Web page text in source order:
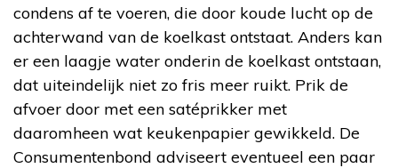
condens af te voeren, die door koude lucht op de
achterwand van de koelkast ontstaat. Anders kan
er een laagje water onderin de koelkast ontstaan,
dat uiteindelijk niet zo fris meer ruikt. Prik de
afvoer door met een satéprikker met
daaromheen wat keukenpapier gewikkeld. De
Consumentenbond adviseert eventueel een paar